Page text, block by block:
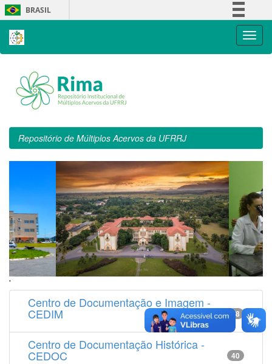
Skip
navigation
BRASIL
Repositório de Múltiplos Acervos da UFRRJ
'
Centro de Documentação e Imagem -
CEDIM 14538
Centro de Documentação Histórica -
CEDOC 40